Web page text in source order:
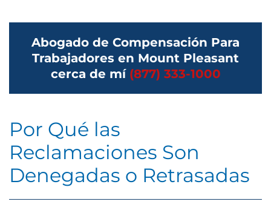
Abogado de Compensación Para
Trabajadores en Mount Pleasant
cerca de mí (877) 333-1000
Por Qué las
Reclamaciones Son
Denegadas o Retrasadas